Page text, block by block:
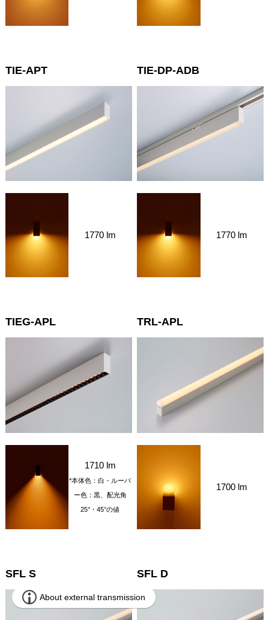
TIE-APT
1770 lm
TIE-DP-ADB
1770 lm
TIEG-APL
1710 lm
*本体色：白・ルーバ
ー色：黒、配光角
25°・45°の値
TRL-APL
1700 lm
SFL S SFL D